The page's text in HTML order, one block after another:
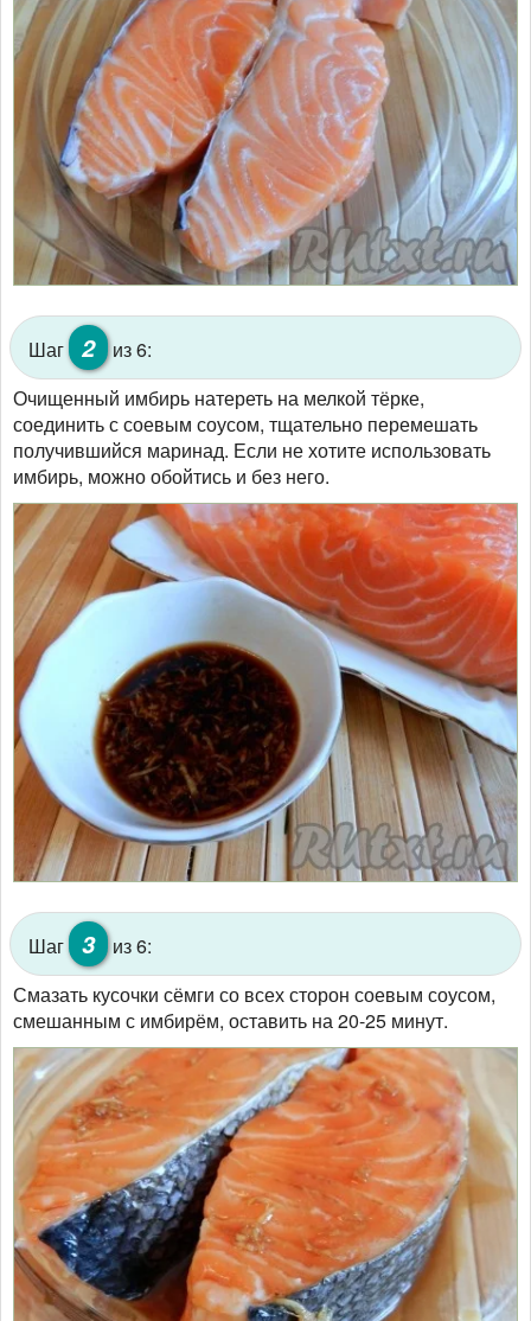
Шаг 2
из 6:
Очищенный имбирь натереть на мелкой тёрке,
соединить с соевым соусом, тщательно перемешать
получившийся маринад. Если не хотите использовать
имбирь, можно обойтись и без него.
Шаг 3
из 6:
Смазать кусочки сёмги со всех сторон соевым соусом,
смешанным с имбирём, оставить на 20-25 минут.